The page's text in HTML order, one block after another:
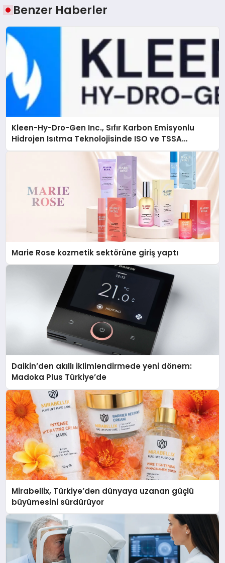
Benzer Haberler
Kleen-Hy-Dro-Gen Inc., Sıfır Karbon Emisyonlu
Hidrojen Isıtma Teknolojisinde ISO ve TSSA
Düzenleyici Onaylarını Aldı
Marie Rose kozmetik sektörüne giriş yaptı
Daikin’den akıllı iklimlendirmede yeni dönem:
Madoka Plus Türkiye’de
Mirabellix, Türkiye’den dünyaya uzanan güçlü
büyümesini sürdürüyor